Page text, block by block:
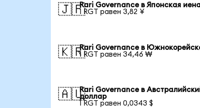
🇯🇵Rari Governance в Японская
1 RGT равен 3,82 ¥
🇰🇷Rari Governance в
1 RGT равен 34,46 ₩
🇦🇺Rari Governance в
доллар
1 RGT равен 0,0343 $